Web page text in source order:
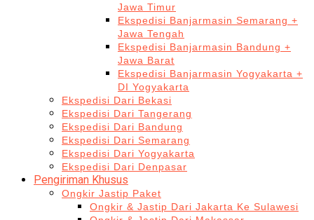
Jawa Timur
Ekspedisi Banjarmasin Semarang +
Jawa Tengah
Ekspedisi Banjarmasin Bandung +
Jawa Barat
Ekspedisi Banjarmasin Yogyakarta +
DI Yogyakarta
Ekspedisi Dari Bekasi
Ekspedisi Dari Tangerang
Ekspedisi Dari Bandung
Ekspedisi Dari Semarang
Ekspedisi Dari Yogyakarta
Ekspedisi Dari Denpasar
Pengiriman Khusus
Ongkir Jastip Paket
Ongkir & Jastip Dari Jakarta Ke Sulawesi